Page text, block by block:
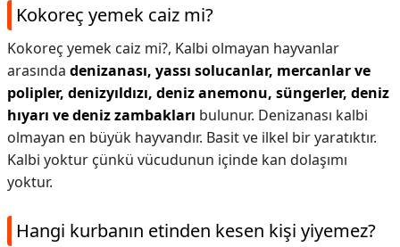
Kokoreç yemek caiz mi?
Kokoreç yemek caiz mi?, Kalbi olmayan hayvanlar
arasında denizanası, yassı solucanlar, mercanlar ve
polipler, denizyıldızı, deniz anemonu, süngerler, deniz
hıyarı ve deniz zambakları bulunur. Denizanası kalbi
olmayan en büyük hayvandır. Basit ve ilkel bir yaratıktır.
Kalbi yoktur çünkü vücudunun içinde kan dolaşımı
yoktur.
Hangi kurbanın etinden kesen kişi yiyemez?